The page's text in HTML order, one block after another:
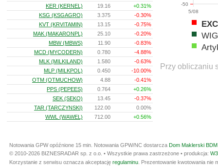
5/08
-50
WIG
Przy obliczaniu
KER (KERNEL)
19.16
+0.31%
KSG (KSGAGRO)
3.375
-0.30%
KVT (KRVITAMIN)
13.15
-0.75%
MAK (MAKARONPL)
25.10
-0.20%
MBW (MBWS)
11.90
-0.83%
MCD (MYCODERN)
0.780
-4.88%
MLK (MILKILAND)
1.580
-0.63%
MLP (MILKPOL)
0.450
-10.00%
OTM (OTMUCHOW)
4.88
-0.41%
PPS (PEPEES)
0.764
+0.26%
SEK (SEKO)
13.45
-0.37%
TAR (TARCZYNSKI)
122.00
0.00%
WWL (WAWEL)
712.00 +0.56%
Notowania GPW opóźnione 15 min. Notowania GPW/NC dostarcza Dom Maklerski
© 2010-2026 BIZNESRADAR sp. z o.o. • Wszystkie prawa zastrzeżone • produkcja:
Korzystanie z serwisu oznacza akceptację regulaminu . Prezentowanie kwotowania